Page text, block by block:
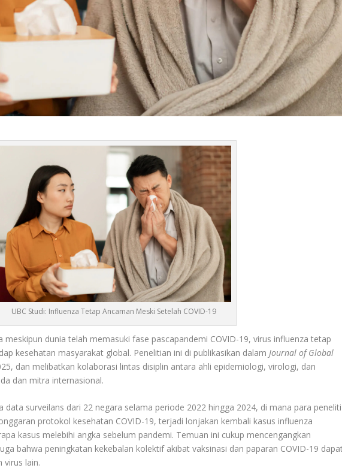
UBC Studi: Influenza Tetap Ancaman Meski Setelah COVID-19
dunia telah memasuki fase pascapandemi COVID-19, virus influenza tetap
kesehatan masyarakat global. Penelitian ini di publikasikan dalamJournal of Global
dan melibatkan kolaborasi lintas disiplin antara ahli epidemiologi, virologi, dan
dan mitra internasional.
data surveilans dari 22 negara selama periode 2022 hingga 2024, di mana para peneliti
protokol kesehatan COVID-19, terjadi lonjakan kembali kasus influenza
kasus melebihi angka sebelum pandemi. Temuan ini cukup mencengangkan
bahwa peningkatan kekebalan kolektif akibat vaksinasi dan paparan COVID-19
virus lain.